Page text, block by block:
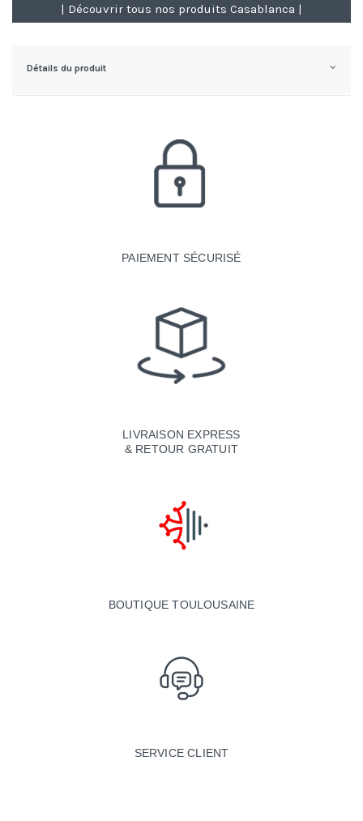
| Découvrir tous nos produits Casablanca |
Détails du produit
PAIEMENT SÉCURISÉ
LIVRAISON EXPRESS
& RETOUR GRATUIT
BOUTIQUE TOULOUSAINE
SERVICE CLIENT